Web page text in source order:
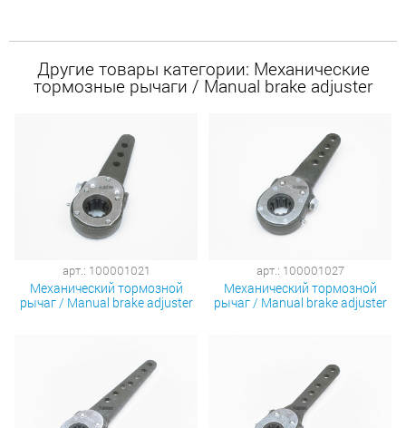
Другие товары категории: Механические
тормозные рычаги / Manual brake adjuster
арт.: 100001021
Механический тормозной
рычаг / Manual brake adjuster
арт.: 100001027
Механический тормозной
рычаг / Manual brake adjuster